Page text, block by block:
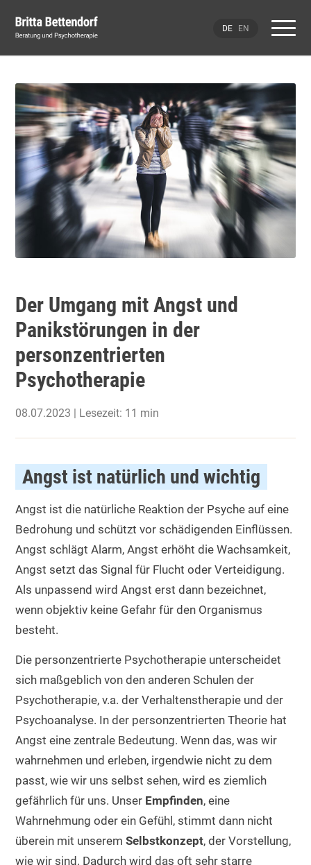
Der Umgang mit Angst und
Panikstörungen in der
personzentrierten
Psychotherapie
08.07.2023 | Lesezeit: 11 min
Angst ist natürlich und wichtig
Angst ist die natürliche Reaktion der Psyche auf eine
Bedrohung und schützt vor schädigenden Einflüssen.
Angst schlägt Alarm, Angst erhöht die Wachsamkeit,
Angst setzt das Signal für Flucht oder Verteidigung.
Als unpassend wird Angst erst dann bezeichnet,
wenn objektiv keine Gefahr für den Organismus
besteht.
Die personzentrierte Psychotherapie unterscheidet
sich maßgeblich von den anderen Schulen der
Psychotherapie, v.a. der Verhaltenstherapie und der
Psychoanalyse. In der personzentrierten Theorie hat
Angst eine zentrale Bedeutung. Wenn das, was wir
wahrnehmen und erleben, irgendwie nicht zu dem
passt, wie wir uns selbst sehen, wird es ziemlich
gefährlich für uns. Unser Empfinden, eine
Wahrnehmung oder ein Gefühl, stimmt dann nicht
überein mit unseremSelbstkonzept, der Vorstellung,
wie wir sind. Dadurch wird das oft sehr starre